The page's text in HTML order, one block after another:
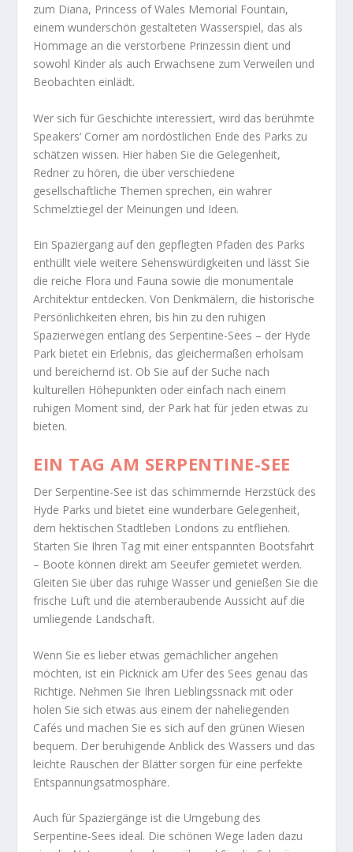
zum Diana, Princess of Wales Memorial Fountain,
einem wunderschön gestalteten Wasserspiel, das als
Hommage an die verstorbene Prinzessin dient und
sowohl Kinder als auch Erwachsene zum Verweilen und
Beobachten einlädt.
Wer sich für Geschichte interessiert, wird das berühmte
Speakers‘ Corner am nordöstlichen Ende des Parks zu
schätzen wissen. Hier haben Sie die Gelegenheit,
Redner zu hören, die über verschiedene
gesellschaftliche Themen sprechen, ein wahrer
Schmelztiegel der Meinungen und Ideen.
Ein Spaziergang auf den gepflegten Pfaden des Parks
enthüllt viele weitere Sehenswürdigkeiten und lässt Sie
die reiche Flora und Fauna sowie die monumentale
Architektur entdecken. Von Denkmälern, die historische
Persönlichkeiten ehren, bis hin zu den ruhigen
Spazierwegen entlang des Serpentine-Sees – der Hyde
Park bietet ein Erlebnis, das gleichermaßen erholsam
und bereichernd ist. Ob Sie auf der Suche nach
kulturellen Höhepunkten oder einfach nach einem
ruhigen Moment sind, der Park hat für jeden etwas zu
bieten.
EIN TAG AM SERPENTINE-SEE
Der Serpentine-See ist das schimmernde Herzstück des
Hyde Parks und bietet eine wunderbare Gelegenheit,
dem hektischen Stadtleben Londons zu entfliehen.
Starten Sie Ihren Tag mit einer entspannten Bootsfahrt
– Boote können direkt am Seeufer gemietet werden.
Gleiten Sie über das ruhige Wasser und genießen Sie die
frische Luft und die atemberaubende Aussicht auf die
umliegende Landschaft.
Wenn Sie es lieber etwas gemächlicher angehen
möchten, ist ein Picknick am Ufer des Sees genau das
Richtige. Nehmen Sie Ihren Lieblingssnack mit oder
holen Sie sich etwas aus einem der naheliegenden
Cafés und machen Sie es sich auf den grünen Wiesen
bequem. Der beruhigende Anblick des Wassers und das
leichte Rauschen der Blätter sorgen für eine perfekte
Entspannungsatmosphäre.
Auch für Spaziergänge ist die Umgebung des
Serpentine-Sees ideal. Die schönen Wege laden dazu